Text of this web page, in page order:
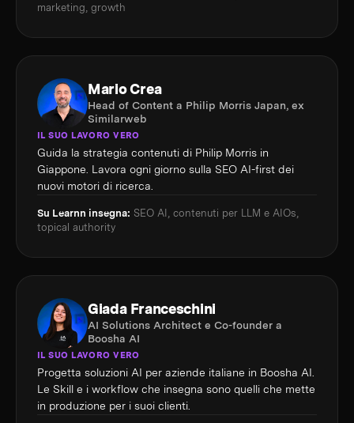
marketing, growth
Mario Crea
Head of Content a Philip Morris Japan, ex
Similarweb
IL SUO LAVORO VERO
Guida la strategia contenuti di Philip Morris in
Giappone. Lavora ogni giorno sulla SEO AI-first dei
nuovi motori di ricerca.
Su Learnn insegna: SEO AI, contenuti per LLM e AIOs,
topical authority
Giada Franceschini
AI Solutions Architect e Co-founder a
Boosha AI
IL SUO LAVORO VERO
Progetta soluzioni AI per aziende italiane in Boosha AI.
Le Skill e i workflow che insegna sono quelli che mette
in produzione per i suoi clienti.